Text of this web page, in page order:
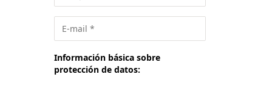
Información básica sobre
protección de datos: